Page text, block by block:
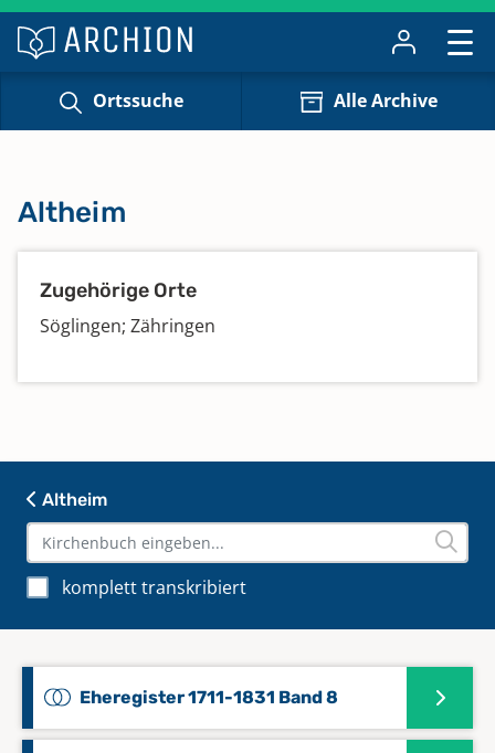
Ortssuche Alle Archive
Altheim
komplett transkribiert
Eheregister 1711-1831 Band 8
Altheim
Zugehörige Orte
Söglingen; Zähringen